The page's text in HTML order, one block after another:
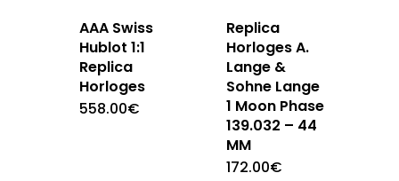
AAA Swiss
Hublot 1:1
Replica
Horloges
558.00€
Replica
Horloges A.
Lange &
Sohne Lange
1 Moon Phase
139.032 – 44
MM
172.00€